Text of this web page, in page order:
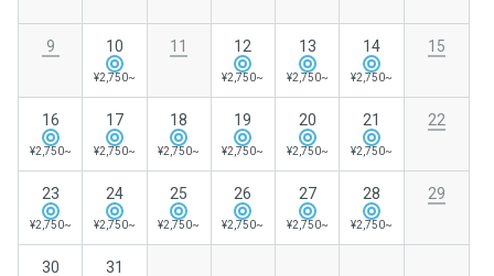
9 10
¥2,750~
11 12
¥2,750~
13
¥2,750~
14
¥2,750~
15
16
¥2,750~
17
¥2,750~
18
¥2,750~
19
¥2,750~
20
¥2,750~
21
¥2,750~
22
23
¥2,750~
24
¥2,750~
25
¥2,750~
26
¥2,750~
27
¥2,750~
28
¥2,750~
29
30 31